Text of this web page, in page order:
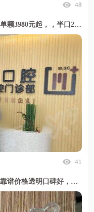
48
福州维知口腔种植牙价格贵吗？种植牙单颗3980元起，，半口29800元起，技术靠谱地址明确，甜伊严选小程序值得放心选择
41
江苏盐城平善口腔种植牙怎么样？技术靠谱价格透明口碑好，甜伊严选小程序一键预约